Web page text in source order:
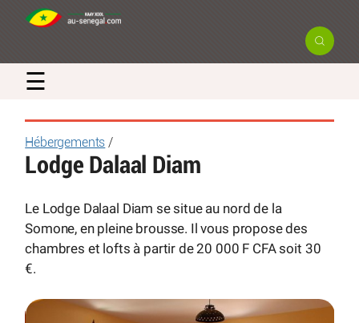
☰
Hébergements /
Lodge Dalaal Diam
Le Lodge Dalaal Diam se situe au nord de la
Somone, en pleine brousse. Il vous propose des
chambres et lofts à partir de 20 000 F CFA soit 30
€.